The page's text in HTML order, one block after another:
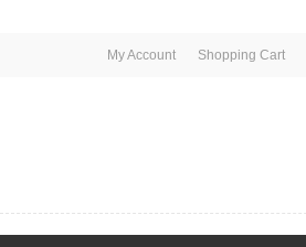
My Account Shopping Cart